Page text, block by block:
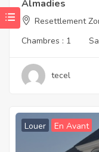
Almadies
Resettlement
Chambres : 1
tecel
Louer En Avant